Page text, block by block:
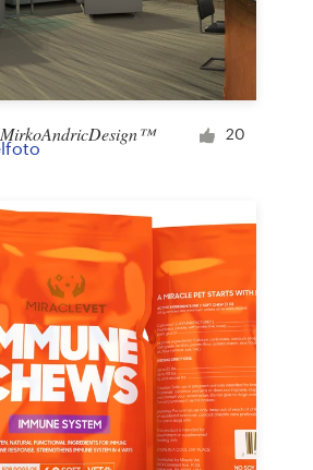
MirkoAndricDesign™ 20